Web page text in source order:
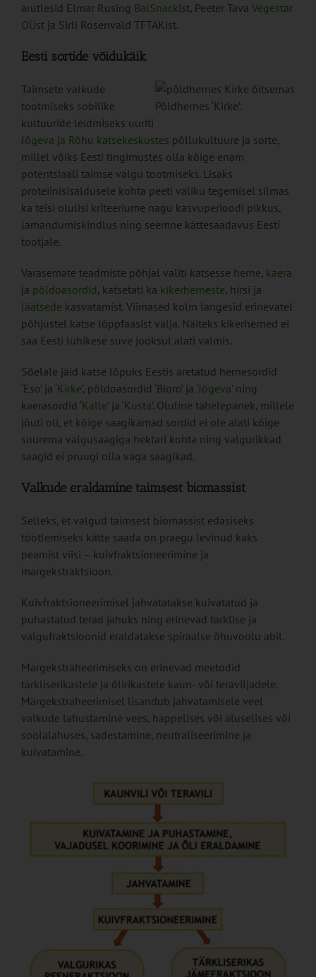
arutlesid Elmar Rusing BalSnackist, Peeter Tava Vegestar
OÜst ja Sirli Rosenvald TFTAKist.
Eesti sortide võidukäik
Põldhernes ‘Kirke’.
Taimsete valkude
tootmiseks sobilike
kultuuride leidmiseks uuriti
Jõgeva ja Rõhu katsekeskustes põllukultuure ja sorte,
millel võiks Eesti tingimustes olla kõige enam
potentsiaali taimse valgu tootmiseks. Lisaks
proteiinisisaldusele kohta peeti valiku tegemisel silmas
ka teisi olulisi kriteeriume nagu kasvuperioodi pikkus,
lamandumiskindlus ning seemne kättesaadavus Eesti
tootjale.
Varasemate teadmiste põhjal valiti katsesse herne, kaera
ja põldoasordid, katsetati ka kikerherneste, hirsi ja
läätsede kasvatamist. Viimased kolm langesid erinevatel
põhjustel katse lõppfaasist välja. Näiteks kikerherned ei
saa Eesti lühikese suve jooksul alati valmis.
Sõelale jäid katse lõpuks Eestis aretatud hernesordid
‘Eso’ ja ‘Kirke’,põldoasordid ‘Bioro’ ja ‘Jõgeva’ning
kaerasordid ‘Kalle’ja ‘Kusta’. Oluline tähelepanek, millele
jõuti oli, et kõige saagikamad sordid ei ole alati kõige
suurema valgusaagiga hektari kohta ning valgurikkad
saagid ei pruugi olla väga saagikad.
Valkude eraldamine taimsest biomassist
Selleks, et valgud taimsest biomassist edasiseks
töötlemiseks kätte saada on praegu levinud kaks
peamist viisi – kuivfraktsioneerimine ja
märgekstraktsioon.
Kuivfraktsioneerimisel jahvatatakse kuivatatud ja
puhastatud terad jahuks ning erinevad tärklise ja
valgufraktsioonid eraldatakse spiraalse õhuvoolu abil.
Märgekstraheerimiseks on erinevad meetodid
tärkliserikastele ja õlirikastele kaun- või teraviljadele.
Märgekstraheerimisel lisandub jahvatamisele veel
valkude lahustamine vees, happelises või aluselises või
soolalahuses, sadestamine, neutraliseerimine ja
kuivatamine.